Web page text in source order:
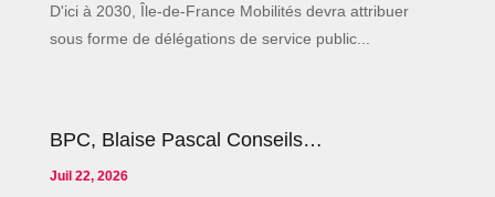
D'ici à 2030, Île-de-France Mobilités devra attribuer
sous forme de délégations de service public...
BPC, Blaise Pascal Conseils…
Juil 22, 2026